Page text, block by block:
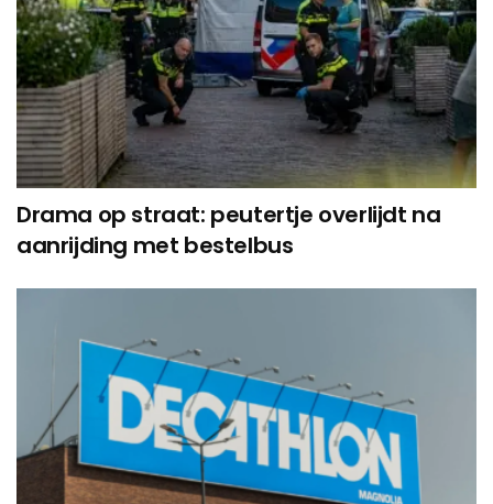
Drama op straat: peutertje overlijdt na
aanrijding met bestelbus